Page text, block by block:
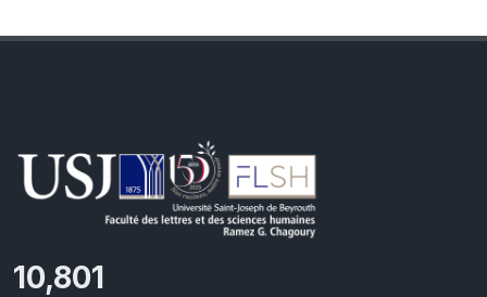
11,418